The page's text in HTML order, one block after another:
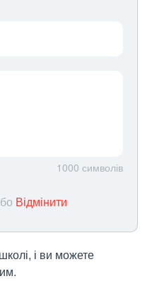
1000 символів
Відмінити
і ви можете